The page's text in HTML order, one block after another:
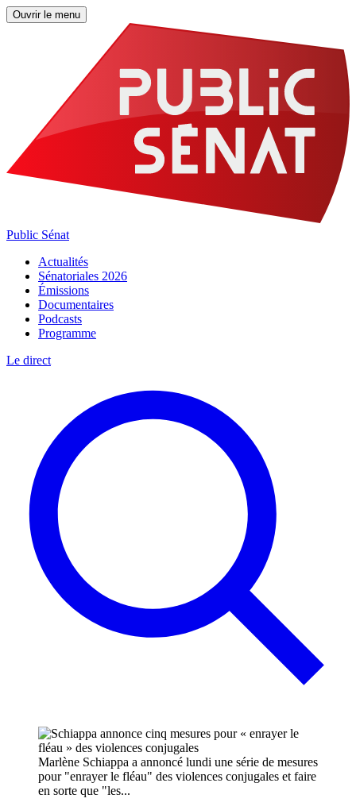
Ouvrir le menu
Public Sénat
Actualités
Sénatoriales 2026
Émissions
Documentaires
Podcasts
Programme
Le direct
Marlène Schiappa a annoncé lundi une série de mesures
pour "enrayer le fléau" des violences conjugales et faire
en sorte que "les...